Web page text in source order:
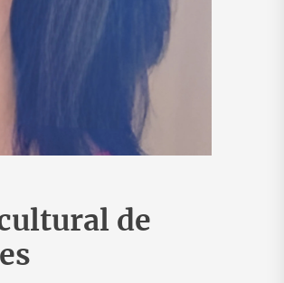
de